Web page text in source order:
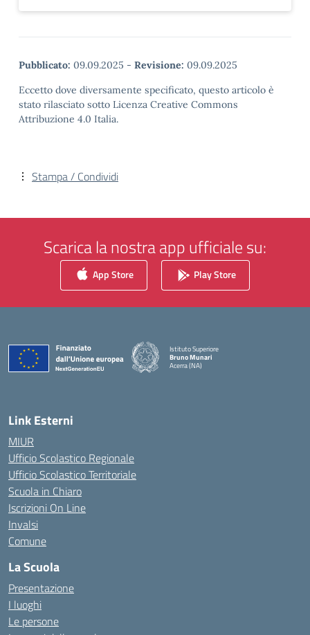
Pubblicato: 09.09.2025 - Revisione: 09.09.2025
Eccetto dove diversamente specificato, questo articolo è
stato rilasciato sotto Licenza Creative Commons
Attribuzione 4.0 Italia.
Stampa / Condividi
Scarica la nostra app ufficiale su:
App Store Play Store
Istituto Superiore
Bruno Munari
Acerra (NA)
Link Esterni
MIUR
Ufficio Scolastico Regionale
Ufficio Scolastico Territoriale
Scuola in Chiaro
Iscrizioni On Line
Invalsi
Comune
La Scuola
Presentazione
I luoghi
Le persone